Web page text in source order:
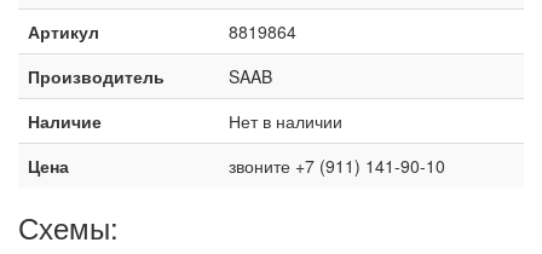
Артикул
8819864
Производитель
SAAB
Наличие
Нет в наличии
Цена
звоните +7 (911) 141-90-10
Схемы: